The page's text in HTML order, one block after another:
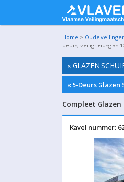
Home > Oude veilingen
deurs, veiligheidsglas
« GLAZEN
« 5-Deurs Glazen
Compleet
Kavel nummer: